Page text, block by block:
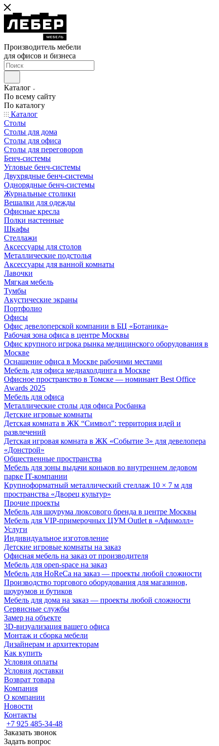
Производитель мебели
для офисов и бизнеса
Каталог
По всему сайту
По каталогу
Каталог
Столы
Столы для дома
Столы для офиса
Столы для переговоров
Бенч-системы
Угловые бенч-системы
Двухрядные бенч-системы
Однорядные бенч-системы
Журнальные столики
Вешалки для одежды
Офисные кресла
Полки настенные
Шкафы
Стеллажи
Аксессуары для столов
Металлические подстолья
Аксессуары для ванной комнаты
Лавочки
Мягкая мебель
Тумбы
Акустические экраны
Портфолио
Офисы
Офис девелоперской компании в БЦ «Ботаника»
Рабочая зона офиса в центре Москвы
Офис крупного игрока рынка медицинского оборудования в
Москве
Оснащение офиса в Москве рабочими местами
Мебель для офиса медиахолдинга в Москве
Офисное пространство в Томске — номинант Best Office
Awards 2025
Мебель для офиса
Металлические столы для офиса Росбанка
Детские игровые комнаты
Детская комната в ЖК “Символ”: территория идей и
развлечений
Детская игровая комната в ЖК «Событие 3» для девелопера
«Донстрой»
Общественные пространства
Мебель для зоны выдачи коньков во внутреннем ледовом
парке IT-компании
Крупноформатный металлический стеллаж 10 × 7 м для
пространства «Дворец культур»
Прочие проекты
Мебель для шоурума люксового бренда в центре Москвы
Мебель для VIP-примерочных ЦУМ Outlet в «Афимолл»
Услуги
Индивидуальное изготовление
Детские игровые комнаты на заказ
Офисная мебель на заказ от производителя
Мебель для open-space на заказ
Мебель для HoReCa на заказ — проекты любой сложности
Производство торгового оборудования для магазинов,
шоурумов и бутиков
Мебель для дома на заказ — проекты любой сложности
Сервисные службы
Замер на объекте
3D-визуализация вашего офиса
Монтаж и сборка мебели
Дизайнерам и архитекторам
Как купить
Условия оплаты
Условия доставки
Возврат товара
Компания
О компании
Новости
Контакты
+7 925 485-34-48
Заказать звонок
Задать вопрос